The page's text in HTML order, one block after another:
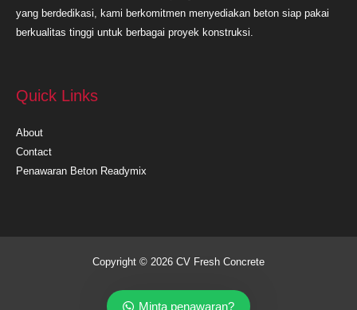
yang berdedikasi, kami berkomitmen menyediakan beton siap pakai
berkualitas tinggi untuk berbagai proyek konstruksi.
Quick Links
About
Contact
Penawaran Beton Readymix
Copyright © 2026 CV Fresh Concrete
Minta penawaran?